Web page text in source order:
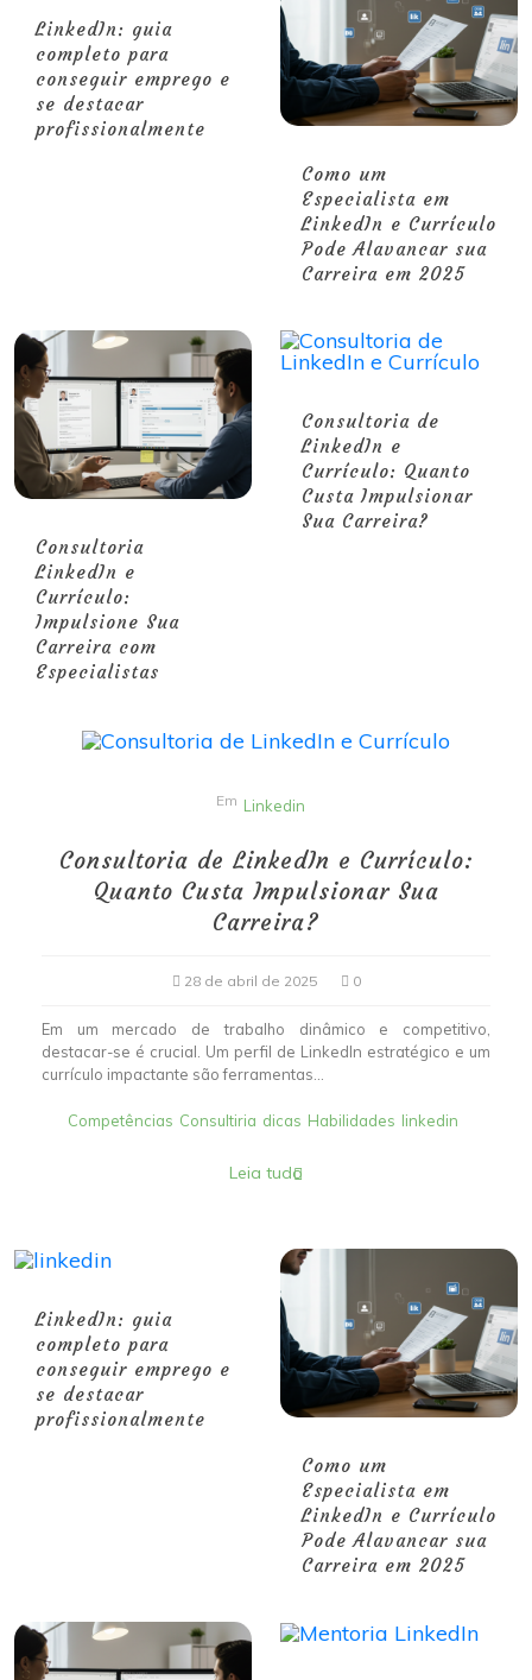
LinkedIn: guia
completo para
conseguir emprego e
se destacar
profissionalmente
Como um
Especialista em
LinkedIn e Currículo
Pode Alavancar sua
Carreira em 2025
Consultoria
LinkedIn e
Currículo:
Impulsione Sua
Carreira com
Especialistas
Consultoria de
LinkedIn e
Currículo: Quanto
Custa Impulsionar
Sua Carreira?
Em Linkedin
Consultoria de LinkedIn e Currículo:
Quanto Custa Impulsionar Sua
Carreira?
28 de abril de 2025 0
Em um mercado de trabalho dinâmico e competitivo,
destacar-se é crucial. Um perfil de LinkedIn estratégico e um
currículo impactante são ferramentas...
Competências Consultiria dicas Habilidades linkedin
Leia tudo
LinkedIn: guia
completo para
conseguir emprego e
se destacar
profissionalmente
Como um
Especialista em
LinkedIn e Currículo
Pode Alavancar sua
Carreira em 2025